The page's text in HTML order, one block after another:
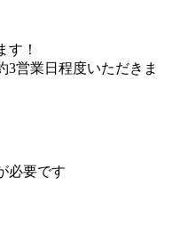
す！
3営業日程度いただきま
必要です